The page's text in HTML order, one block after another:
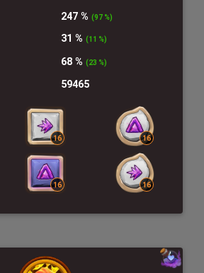
247 % (97 %)
31 % (11 %)
68 % (23 %)
59465